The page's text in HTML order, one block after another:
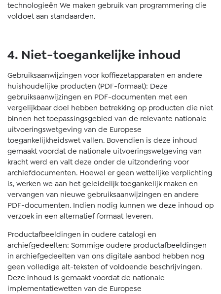
technologieën We maken gebruik van programmering die
voldoet aan standaarden.
4. Niet-toegankelijke inhoud
Gebruiksaanwijzingen voor koffiezetapparaten en andere
huishoudelijke producten (PDF-formaat): Deze
gebruiksaanwijzingen en PDF-documenten met een
vergelijkbaar doel hebben betrekking op producten die niet
binnen het toepassingsgebied van de relevante nationale
uitvoeringswetgeving van de Europese
toegankelijkheidswet vallen. Bovendien is deze inhoud
gemaakt voordat de nationale uitvoeringswetgeving van
kracht werd en valt deze onder de uitzondering voor
archiefdocumenten. Hoewel er geen wettelijke verplichting
is, werken we aan het geleidelijk toegankelijk maken en
vervangen van nieuwe gebruiksaanwijzingen en andere
PDF-documenten. Indien nodig kunnen we deze inhoud op
verzoek in een alternatief formaat leveren.
Productafbeeldingen in oudere catalogi en
archiefgedeelten: Sommige oudere productafbeeldingen
in archiefgedeelten van ons digitale aanbod hebben nog
geen volledige alt-teksten of voldoende beschrijvingen.
Deze inhoud is gemaakt voordat de nationale
implementatiewetten van de Europese